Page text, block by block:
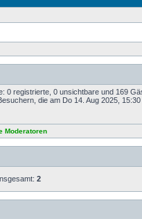
0 registrierte, 0 unsichtbare und 169
die am Do 14. Aug 2025,
Moderatoren
2